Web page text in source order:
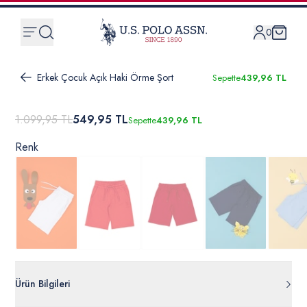
0
Erkek Çocuk Açık Haki Örme Şort Sepette439,96 TL
1.099,95 TL549,95 TLSepette439,96 TL
Renk
Ürün Bilgileri